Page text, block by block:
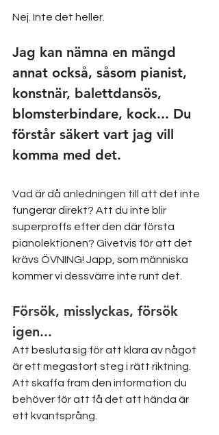
Nej. Inte det heller.
Jag kan nämna en mängd
annat också, såsom pianist,
konstnär, balettdansös,
blomsterbindare, kock... Du
förstår säkert vart jag vill
komma med det.
Vad är då anledningen till att det inte
fungerar direkt? Att du inte blir
superproffs efter den där första
pianolektionen? Givetvis för att det
krävs ÖVNING! Japp, som människa
kommer vi dessvärre inte runt det.
Försök, misslyckas, försök
igen...
Att besluta sig för att klara av något
är ett megastort steg i rätt riktning.
Att skaffa fram den information du
behöver för att få det att hända är
ett kvantsprång.